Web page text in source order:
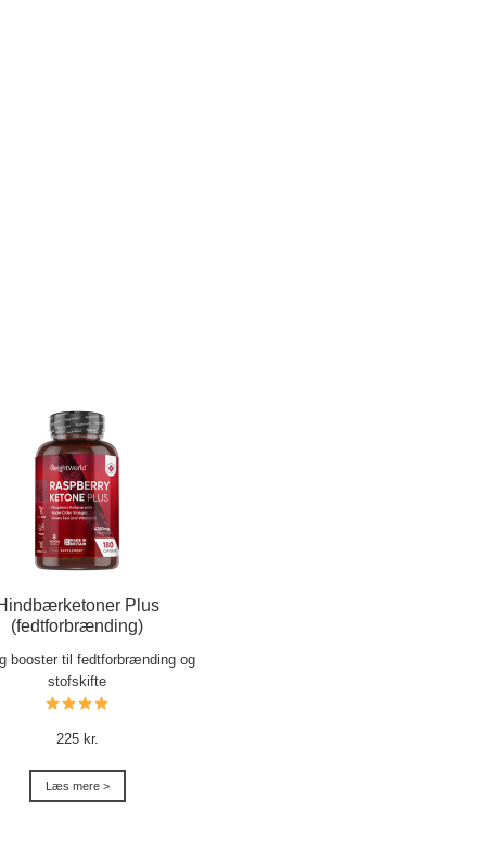
Plus
(fedtforbrænding)
booster til fedtforbrænding og
stofskifte
225 kr.
Læs mere >